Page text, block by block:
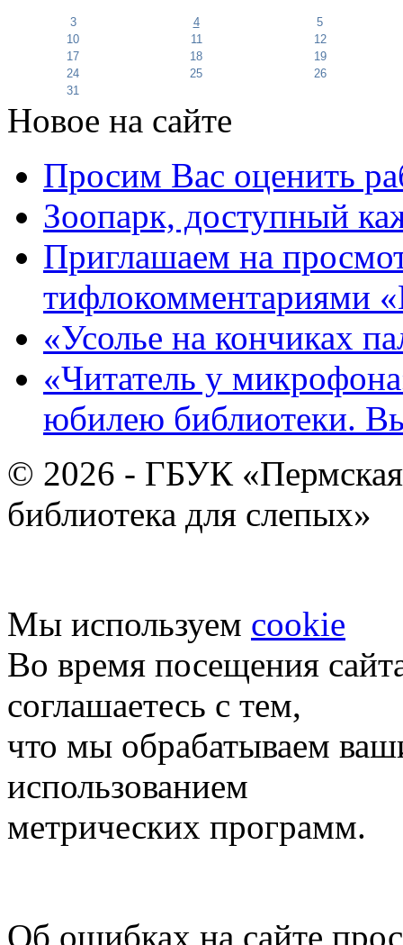
3 4
5
10
11
12
17
18
19
24
25
26
31
Новое на сайте
Просим Вас оценить
Зоопарк, доступный
Приглашаем на
тифлокомментариями
«Усолье на кончиках
«Читатель у
юбилею библиотеки.
© 2026 - ГБУК «Пермская
библиотека для слепых»
Мы используем cookie
Во время посещения
соглашаетесь с тем,
что мы обрабатываем
использованием
метрических программ.
Об ошибках на сайте